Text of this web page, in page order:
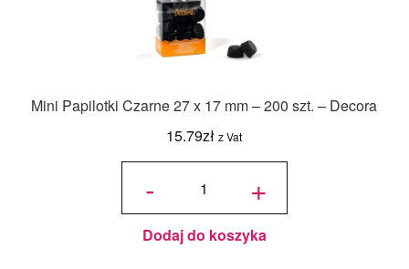
Mini Papilotki Czarne 27 x 17 mm – 200 szt. – Decora
15.79zł z Vat
-
ilość
Czarne
27 x 17
mm -
200 szt.
- Decora
+
Dodaj do koszyka